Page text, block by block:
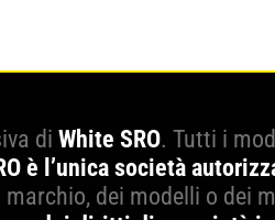
di White SRO. Tutti i
è l’unica società
dei modelli o dei